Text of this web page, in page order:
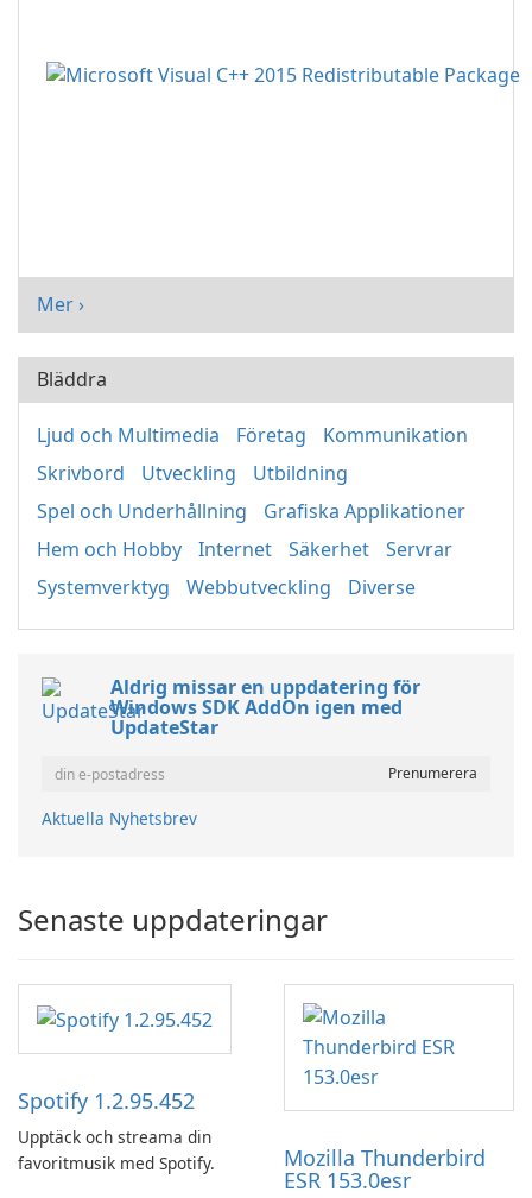
Mer ›
Bläddra
Ljud och Multimedia Företag
Kommunikation
Skrivbord
Utveckling
Utbildning
Spel och Underhållning
Grafiska Applikationer
Hem och Hobby
Internet Säkerhet
Servrar
Systemverktyg
Webbutveckling Diverse
Aldrig missar en uppdatering för
Windows SDK AddOn igen med
UpdateStar
Aktuella Nyhetsbrev
Senaste uppdateringar
Spotify 1.2.95.452
Upptäck och streama din
favoritmusik med Spotify.
Mozilla Thunderbird
ESR 153.0esr